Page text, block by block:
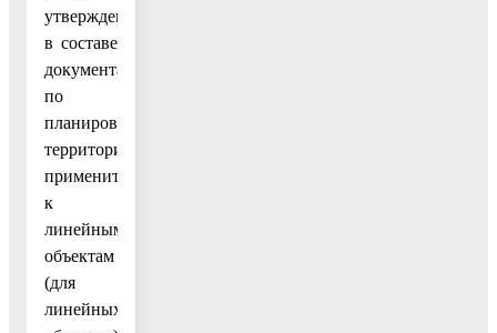
утвержденных
в составе
документации
по
планировке
территории
применительно
к
линейным
объектам
(для
линейных